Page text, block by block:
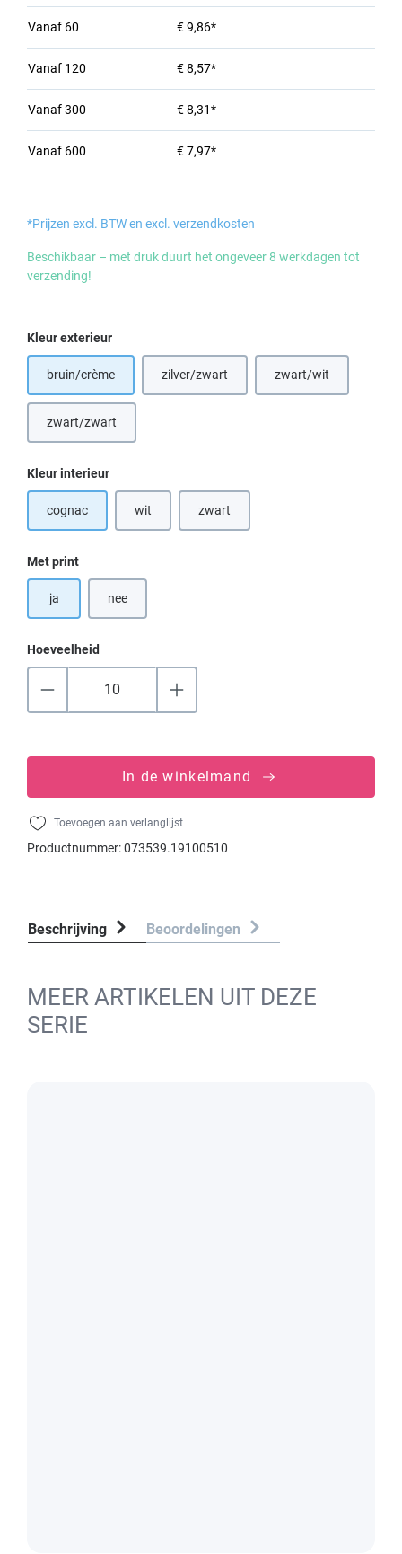
Vanaf 60 € 9,86*
Vanaf 120 € 8,57*
Vanaf300 € 8,31*
Vanaf 600 € 7,97*
*Prijzen excl. BTW en excl. verzendkosten
Beschikbaar – met druk duurt het ongeveer 8 werkdagen tot
verzending!
Selecteer
Kleur exterieur
bruin/crème zilver/zwart(Deze optie is momenteel niet
zwart/wit(Deze optie is
zwart/zwart(Deze optie is momenteel niet beschikbaar.)
Selecteer
Kleur interieur
cognac wit(Deze optie is momenteel niet beschikbaar.)
zwart(Deze optie is momenteel niet
Selecteer
Met print
ja nee
Hoeveelheid
In de winkelmand
Toevoegen aan verlanglijst
Productnummer:073539.19100510
Beschrijving Beoordelingen
MEER ARTIKELEN UIT DEZE
SERIE